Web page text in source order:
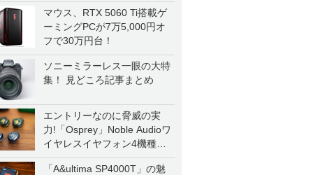
マウス、RTX 5060 Ti搭載ゲ
ーミングPCが7万5,000円オ
フで30万円台！
ソニーミラーレス一眼の大特
集！ 見どころ記事まとめ
エントリーなのに脅威の実
力!「Osprey」Noble Audioワ
イヤレスイヤフォン4機種を
一気に聴く
「A&ultima SP4000T」の魅